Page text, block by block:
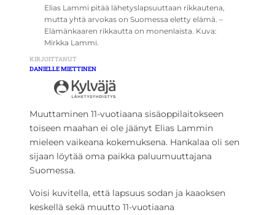
Elias Lammi pitää lähetyslapsuuttaan rikkautena,
mutta yhtä arvokas on Suomessa eletty elämä. –
Elämänkaaren rikkautta on monenlaista. Kuva:
Mirkka Lammi.
KIRJOITTANUT
DANIELLE MIETTINEN
Muuttaminen 11-vuotiaana sisäoppilaitokseen
toiseen maahan ei ole jäänyt Elias Lammin
mieleen vaikeana kokemuksena. Hankalaa oli sen
sijaan löytää oma paikka paluumuuttajana
Suomessa.
Voisi kuvitella, että lapsuus sodan ja kaaoksen
keskellä sekä muutto 11-vuotiaana